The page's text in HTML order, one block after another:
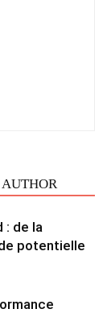
: de la
potentielle